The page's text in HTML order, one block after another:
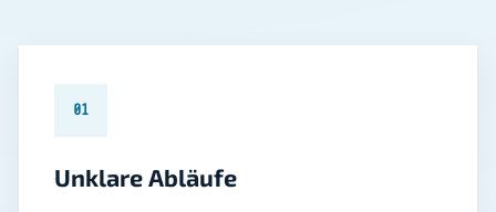
01
Unklare Abläufe